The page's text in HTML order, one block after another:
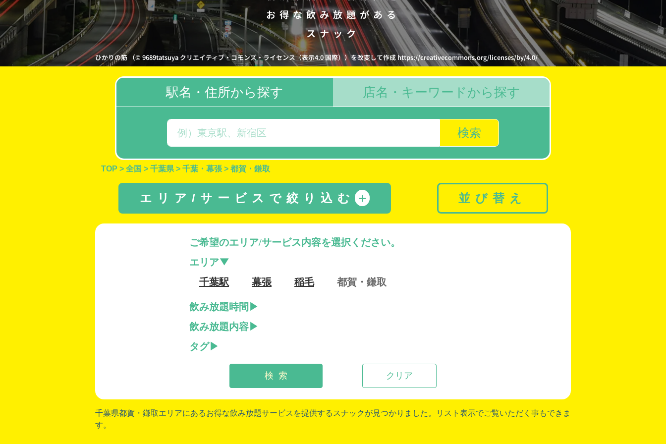
お得な飲み放題がある
スナック
ひかりの筋 （© 9689tatsuya クリエイティブ・コモンズ・ライセンス（表示4.0 国際））を改変して作成 https://creativecommons.org/licenses/by/4.0/
駅名・住所から探す
検索
店名・キーワードから探す
TOP > 全国 > 千葉県 > 千葉・幕張 > 都賀・鎌取
エリア/サービスで絞り込む ＋
ご希望のエリア/サービス内容を選択ください。
エリア
千葉駅
幕張 稲毛 都賀・鎌取
飲み放題時間
飲み放題内容
タグ
クリア
検 索
並び替え
千葉県都賀 ・ 鎌取エリアにあるお得な飲み放題サービスを提供するスナックが見つかりました。リスト表示でご覧いただく事もできま
す。